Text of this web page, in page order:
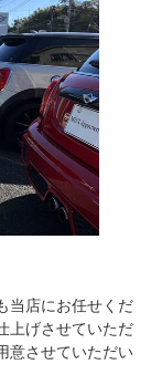
当店にお任せくだ
上げさせていただ
意させていただい